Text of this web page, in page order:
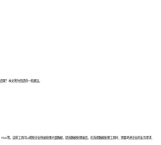
呢？本文将为您提供一些建议。
等。这些工具可以帮助企业快速处理大量数据，提高数据处理速度。在选择数据处理工具时，需要考虑企业的业务需求、